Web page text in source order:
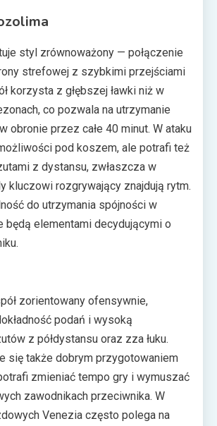
styl zrównoważony — połączenie
strefowej z szybkimi przejściami
korzysta z głębszej ławki niż w
co pozwala na utrzymanie
obronie przez całe 40 minut. W ataku
pod koszem, ale potrafi też
z dystansu, zwłaszcza w
kluczowi rozgrywający znajdują rytm.
do utrzymania spójności w
będą elementami decydującymi o
zorientowany ofensywnie,
podań i wysoką
z półdystansu oraz zza łuku.
się także dobrym przygotowaniem
zmieniać tempo gry i wymuszać
zawodnikach przeciwnika. W
Venezia często polega na